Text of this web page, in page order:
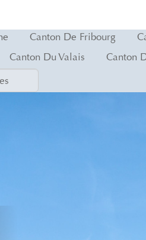
Canton De Fribourg
Canton Du Valais Canton